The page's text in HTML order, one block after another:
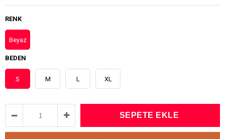
RENK
Beyaz
BEDEN
S M L XL